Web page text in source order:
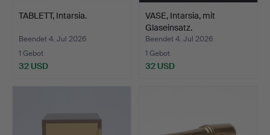
TABLETT, Intarsia.
Beendet 4. Jul 2026
1 Gebot
32 USD
VASE, Intarsia, mit
Glaseinsatz.
Beendet 4. Jul 2026
1 Gebot
32 USD